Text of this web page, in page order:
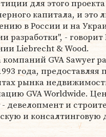
для этого
капитала, и это
в России и на
разработки", -
Liebrecht & Wood.
компаний GVA Sawyer
года,
рынка
GVA Worldwide.
- девелопмент и
и консалтинговую